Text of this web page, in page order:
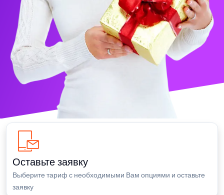
Оставьте заявку
Выберите тариф с необходимыми Вам опциями и оставьте
заявку